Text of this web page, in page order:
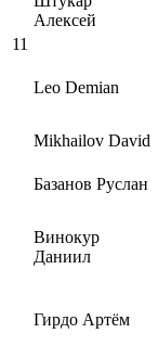
Алексей
11
Leo Demian
Mikhailov David
Базанов Руслан
Винокур
Даниил
Гирдо Артём